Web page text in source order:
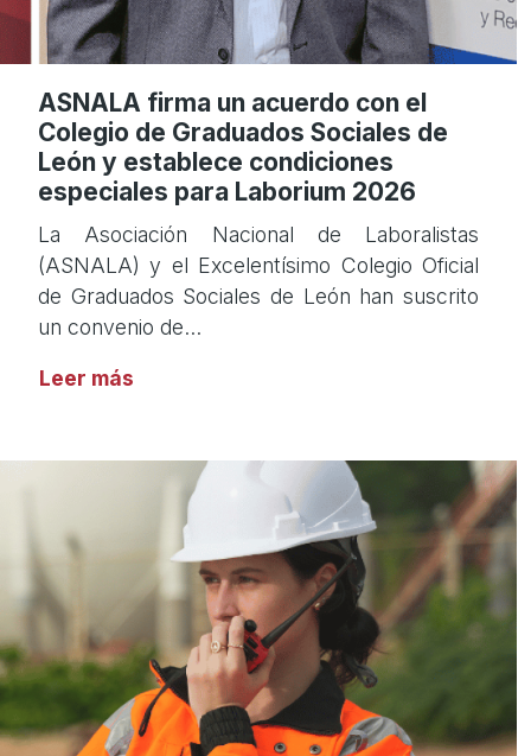
ASNALA firma un acuerdo con el
Colegio de Graduados Sociales de
León y establece condiciones
especiales para Laborium 2026
La Asociación Nacional de Laboralistas
(ASNALA) y el Excelentísimo Colegio Oficial
de Graduados Sociales de León han suscrito
un convenio de…
Leer más